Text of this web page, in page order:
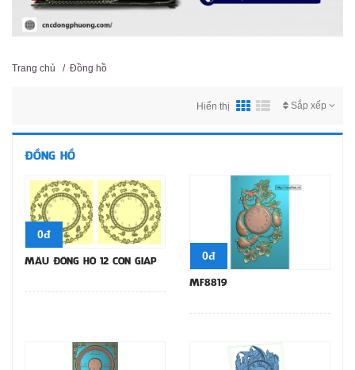
Trang chủ / Đồng hồ
Sắp xếp
Hiển thị
ĐỒNG HỒ
0đ
MẪU ĐỒNG HỒ 12 CON GIÁP
0đ
MF8819